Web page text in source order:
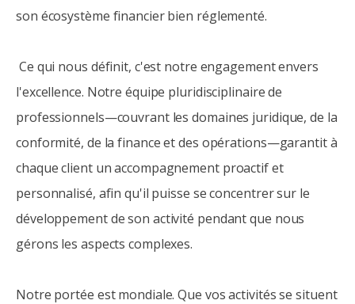
son écosystème financier bien réglementé.
Ce qui nous définit, c'est notre engagement envers
l'excellence. Notre équipe pluridisciplinaire de
professionnels—couvrant les domaines juridique, de la
conformité, de la finance et des opérations—garantit à
chaque client un accompagnement proactif et
personnalisé, afin qu'il puisse se concentrer sur le
développement de son activité pendant que nous
gérons les aspects complexes.
Notre portée est mondiale. Que vos activités se situent